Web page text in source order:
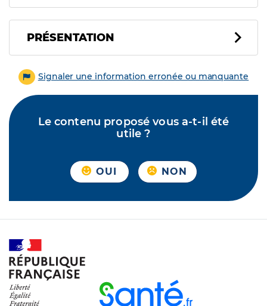
PRÉSENTATION
Signaler une information erronée ou manquante
Le contenu proposé vous a-t-il été
utile ?
OUI NON